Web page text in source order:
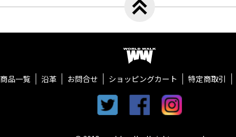
商品一覧 沿革 お問合せ ショッピングカート 特定商取引
twitter
facebook